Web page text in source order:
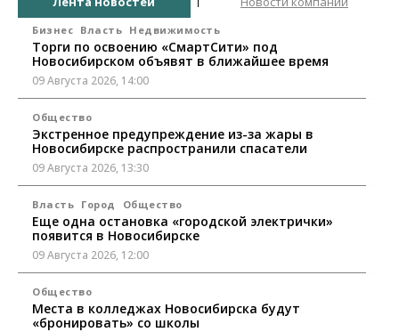
Бизнес Власть Недвижимость
Торги по освоению «СмартСити» под
Новосибирском объявят в ближайшее время
09 Августа 2026, 14:00
Общество
Экстренное предупреждение из-за жары в
Новосибирске распространили спасатели
09 Августа 2026, 13:30
Власть Город Общество
Еще одна остановка «городской электрички»
появится в Новосибирске
09 Августа 2026, 12:00
Общество
Места в колледжах Новосибирска будут
«бронировать» со школы